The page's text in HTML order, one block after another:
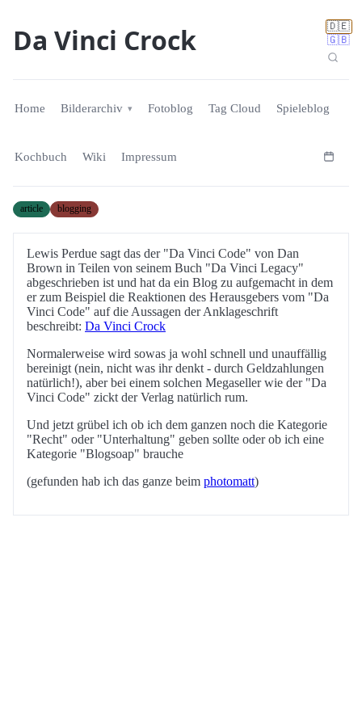
🇩🇪
🇬🇧
Da Vinci Crock
Home Bilderarchiv Fotoblog Tag Cloud Spieleblog
Kochbuch Wiki Impressum
article blogging
Lewis Perdue sagt das der "Da Vinci Code" von Dan
Brown in Teilen von seinem Buch "Da Vinci Legacy"
abgeschrieben ist und hat da ein Blog zu aufgemacht in dem
er zum Beispiel die Reaktionen des Herausgebers vom "Da
Vinci Code" auf die Aussagen der Anklageschrift
beschreibt: Da Vinci Crock
Normalerweise wird sowas ja wohl schnell und unauffällig
bereinigt (nein, nicht was ihr denkt - durch Geldzahlungen
natürlich!), aber bei einem solchen Megaseller wie der "Da
Vinci Code" zickt der Verlag natürlich rum.
Und jetzt grübel ich ob ich dem ganzen noch die Kategorie
"Recht" oder "Unterhaltung" geben sollte oder ob ich eine
Kategorie "Blogsoap" brauche
(gefunden hab ich das ganze beim photomatt)